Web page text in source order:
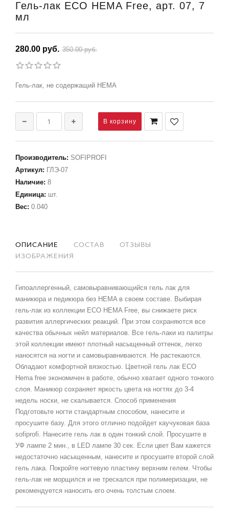
Гель-лак ECO HEMA Free, арт. 07, 7
мл
280.00 руб. 350.00 руб.
Гель-лак, не содержащий HEMA
Производитель: SOFIPROFI
Артикул: ГЛЭ-07
Наличие: 8
Единица: шт.
Вес: 0.040
ОПИСАНИЕ СОСТАВ
ОТЗЫВЫ
ИЗОБРАЖЕНИЯ
Гипоаллергенный, самовыравнивающийся гель лак для
маникюра и педикюра без HEMA в своем составе. Выбирая
гель-лак из коллекции ECO HEMA Free, вы снижаете риск
развития аллергических реакций. При этом сохраняются все
качества обычных нейл материалов. Все гель-лаки из палитры
этой коллекции имеют плотный насыщенный оттенок, легко
наносятся на ногти и самовыравниваются. Не растекаются.
Обладают комфортной вязкостью. Цветной гель лак ECO
Hema free экономичен в работе, обычно хватает одного тонкого
слоя. Маникюр сохраняет яркость цвета на ногтях до 3-4
недель носки, не скалывается. Способ применения
Подготовьте ногти стандартным способом, нанесите и
просушите базу. Для этого отлично подойдет каучуковая база
sofiprofi. Нанесите гель лак в один тонкий слой. Просушите в
УФ лампе 2 мин., в LED лампе 30 сек. Если цвет Вам кажется
недостаточно насыщенным, нанесите и просушите второй слой
гель лака. Покройте ногтевую пластину верхним гелем. Чтобы
гель-лак не морщился и не трескался при полимеризации, не
рекомендуется наносить его очень толстым слоем.